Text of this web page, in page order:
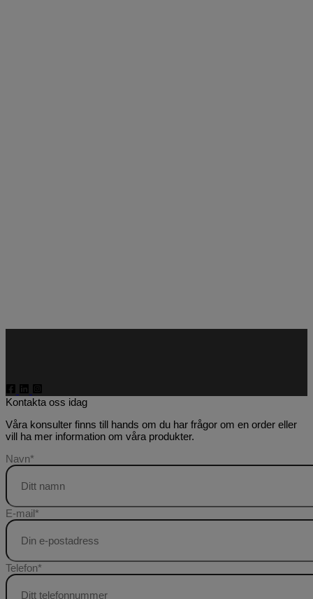
Kontakta oss idag
Våra konsulter finns till hands om du har frågor om en order eller
vill ha mer information om våra produkter.
Navn*
E-mail*
Telefon*